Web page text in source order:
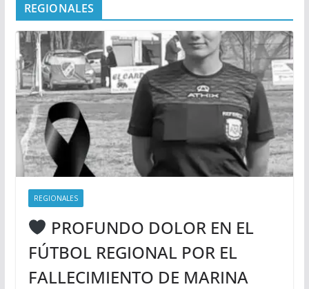
REGIONALES
REGIONALES
PROFUNDO DOLOR EN EL
FÚTBOL REGIONAL POR EL
FALLECIMIENTO DE MARINA